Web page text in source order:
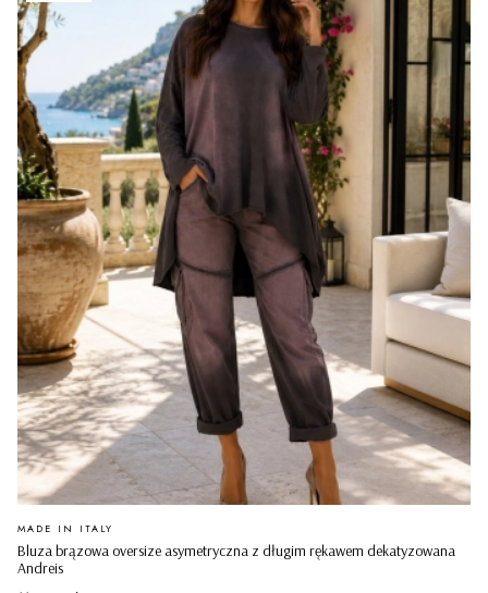
Bluza brązowa oversize asymetryczna z długim rękawem dekatyzowana
Andreis
PRODUCENT
MADE IN ITALY